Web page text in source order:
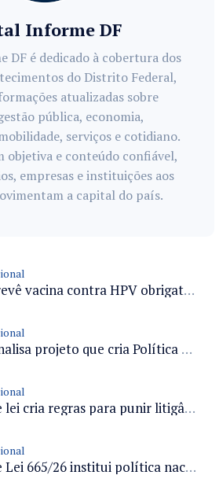
Informe DF
DF é dedicado à cobertura dos
do Distrito Federal,
atualizadas sobre
pública, economia,
serviços e cotidiano.
objetiva e conteúdo confiável,
empresas e instituições aos
a capital do país.
Projeto prevê vacina contra HPV obrigatória e testes moleculares para rastreamento do câncer do colo do útero
Câmara analisa projeto que cria Política Nacional de Qualificação e Valorização da Preceptoria na Residência Médica
Projeto de lei cria regras para punir litigância abusiva reversa e integrar sistemas do Judiciário
Projeto de Lei 665/26 institui política nacional para prevenção ao transfeminicídio e prevê medidas de proteção e reparação